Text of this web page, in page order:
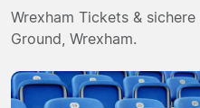
Reisebüros
Wrexham Tickets & sichere
Ground, Wrexham.